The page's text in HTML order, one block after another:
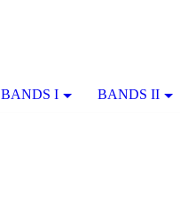
BANDS I BANDS II